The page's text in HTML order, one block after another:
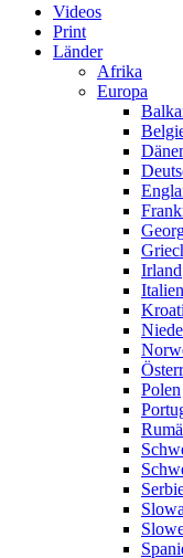
Videos
Print
Länder
Afrika
Europa
Irland
Italien
Polen